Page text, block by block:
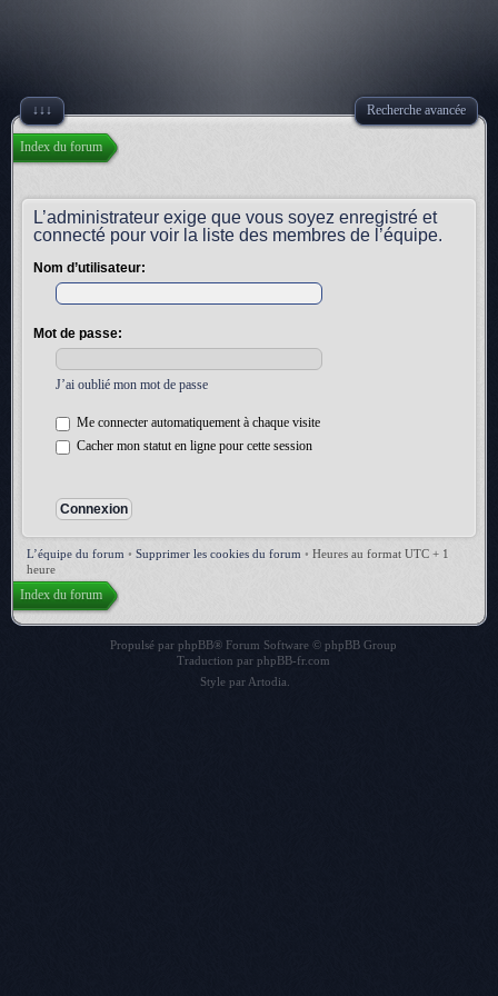
↓↓↓ Recherche avancée
Index du forum
L’administrateur exige que vous soyez enregistré et
connecté pour voir la liste des membres de l’équipe.
Nom d’utilisateur:
Mot de passe:
J’ai oublié mon mot de passe
Me connecter automatiquement à chaque visite
Cacher mon statut en ligne pour cette session
L’équipe du forum • Supprimer les cookies du forum • Heures au format UTC + 1
heure
Index du forum
Propulsé par phpBB® Forum Software © phpBB Group
Traduction par phpBB-fr.com
Style par Artodia